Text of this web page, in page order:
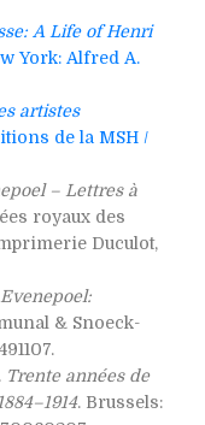
A Life of Henri
York: Alfred A.
artistes
de la MSH /
– Lettres à
royaux des
Duculot,
& Snoeck-
Trente années de
. Brussels: